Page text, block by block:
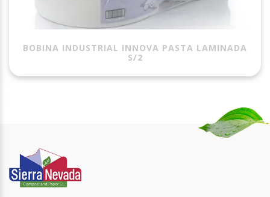
BOBINA INDUSTRIAL INNOVA PASTA LAMINADA
S/2